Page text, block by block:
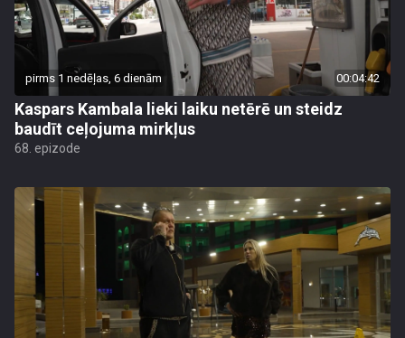
pirms 1 nedēļas, 6 dienām 00:04:42
Kaspars Kambala lieki laiku netērē un steidz
baudīt ceļojuma mirkļus
68. epizode